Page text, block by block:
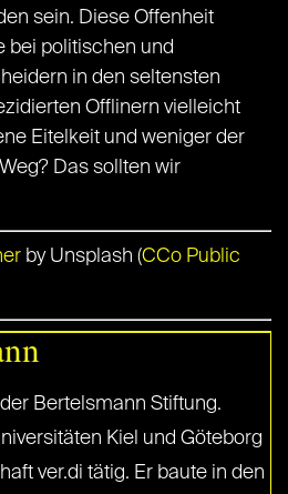
sein. Diese Offenheit
bei politischen und
in den seltensten
Offlinern vielleicht
Eitelkeit und weniger der
Das sollten wir
by Unsplash (CCo Public
Bertelsmann Stiftung.
Kiel und Göteborg
ver.di tätig. Er baute in den